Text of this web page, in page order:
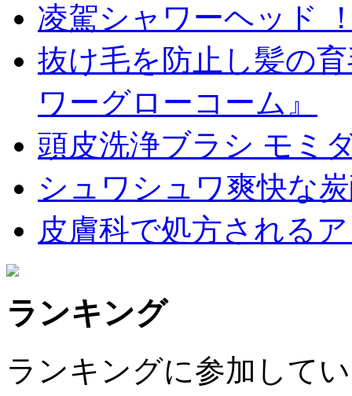
凌駕シャワーヘッド
抜け毛を防止し髪の
ワーグローコーム』
頭皮洗浄ブラシ モミ
シュワシュワ爽快な
皮膚科で処方される
ランキング
ランキングに参加して